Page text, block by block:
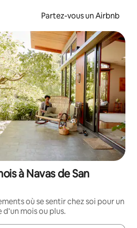
Partez-vous un Airbnb
à Navas de San
où se sentir chez soi pour un
mois ou plus.